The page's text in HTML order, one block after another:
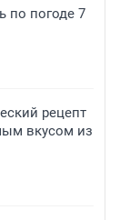
по погоде 7
рецепт
вкусом из